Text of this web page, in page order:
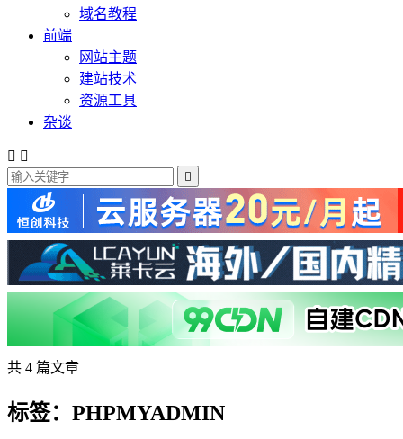
域名教程
前端
网站主题
建站技术
资源工具
杂谈
 

共 4 篇文章
标签：PHPMYADMIN